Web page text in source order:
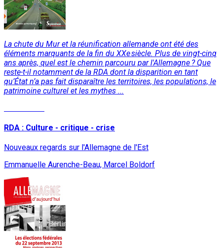
La chute du Mur et la réunification allemande ont été des
éléments marquants de la fin du XXe siècle. Plus de vingt-cinq
ans après, quel est le chemin parcouru par l'Allemagne ? Que
reste-t-il notamment de la RDA dont la disparition en tant
qu’État n’a pas fait disparaître les territoires, les populations, le
patrimoine culturel et les mythes ...
RDA : Culture - critique - crise
Nouveaux regards sur l'Allemagne de l'Est
Emmanuelle Aurenche-Beau, Marcel Boldorf